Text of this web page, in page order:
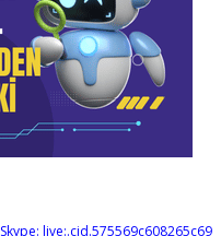
Skype: live:.cid.575569c608265c69